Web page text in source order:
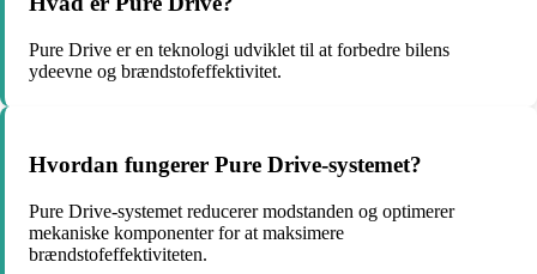
Pure Drive er en teknologi udviklet til at forbedre bilens
ydeevne og brændstofeffektivitet.
Hvordan fungerer Pure Drive-systemet?
Pure Drive-systemet reducerer modstanden og optimerer
mekaniske komponenter for at maksimere
brændstofeffektiviteten.